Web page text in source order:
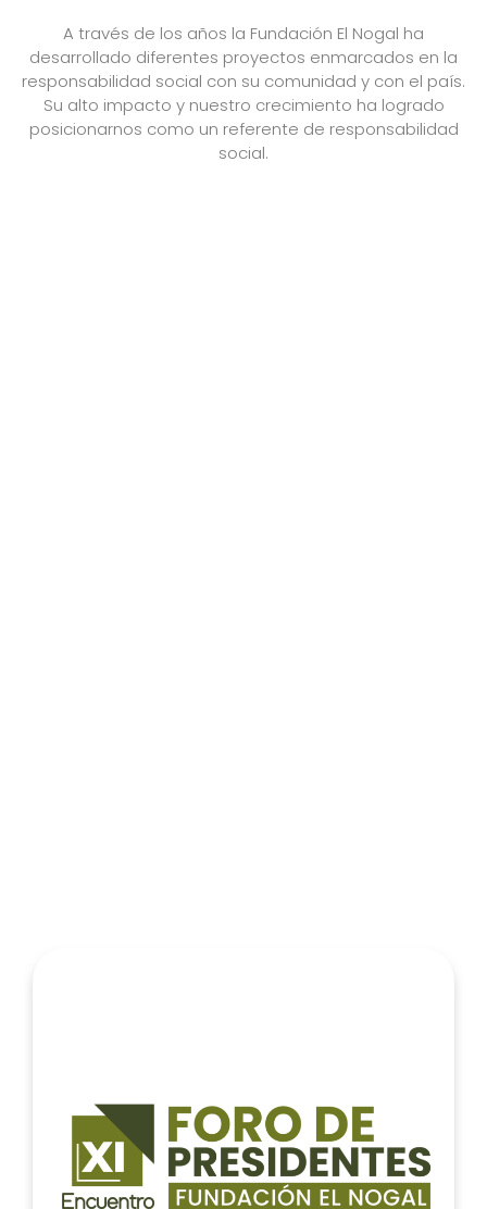
A través de los años la Fundación El Nogal ha
desarrollado diferentes proyectos enmarcados en la
responsabilidad social con su comunidad y con el país.
Su alto impacto y nuestro crecimiento ha logrado
posicionarnos como un referente de responsabilidad
social.